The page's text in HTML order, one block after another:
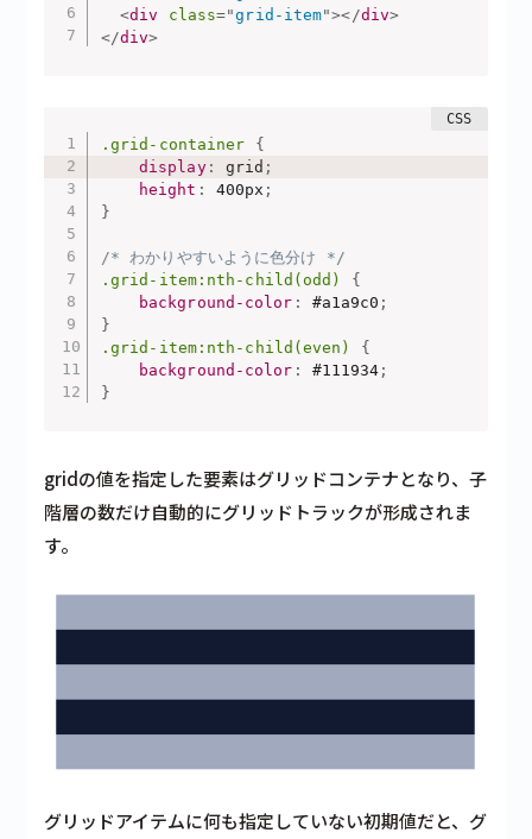
<div class="grid-item"></div>
</div>
.grid-container
{
display: grid ;
height : 400px ;
}
/* わかりやすいように色分け */
.grid-item:nth-child(odd)
{
background-color : #a1a9c0 ;
}
.grid-item:nth-child(even)
{
background-color : #111934 ;
}
gridの値を指定した要素はグリッドコンテナとなり、子
階層の数だけ自動的にグリッドトラックが形成されま
す。
グリッドアイテムに何も指定していない初期値だと、グ